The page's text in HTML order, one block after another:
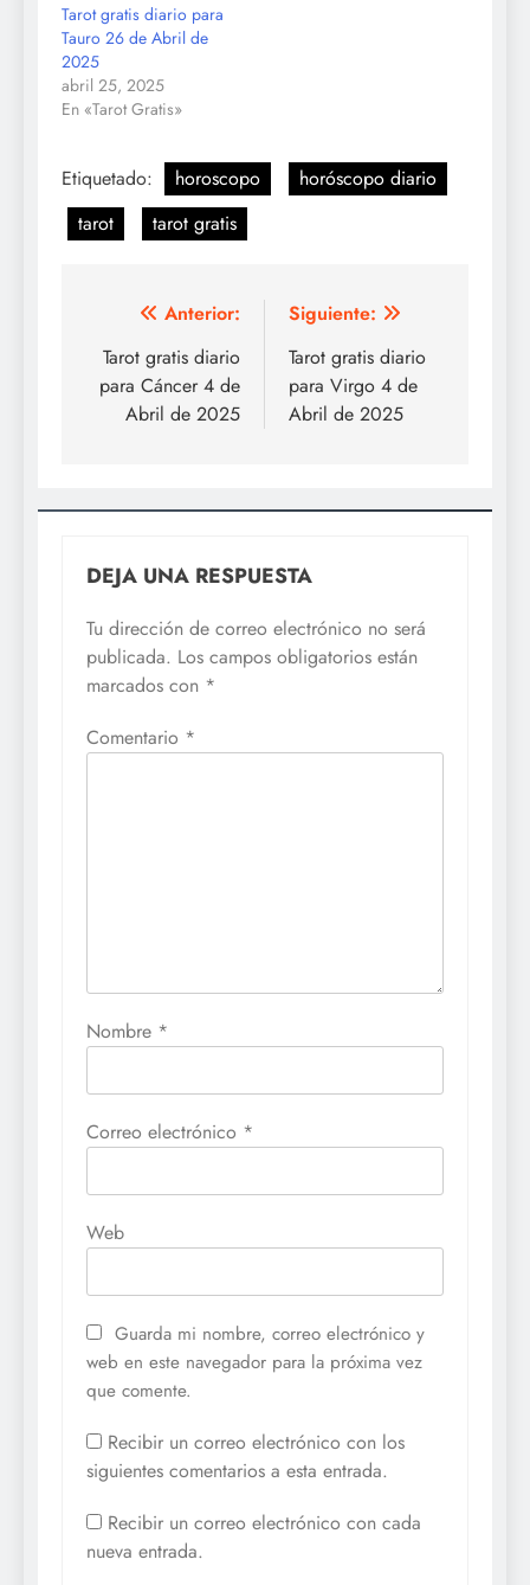
Tarot gratis diario para
Tauro 26 de Abril de
2025
abril 25, 2025
En «Tarot Gratis»
Etiquetado: horoscopo
horóscopo diario
tarot
tarot gratis
Navegación
de
entradas
Anterior:
Tarot gratis diario
para Cáncer 4 de
Abril de 2025
Siguiente:
Tarot gratis diario
para Virgo 4 de
Abril de 2025
DEJA UNA RESPUESTA
Tu dirección de correo electrónico no será
publicada. Los campos obligatorios están
marcados con *
Comentario *
Nombre *
Correo electrónico *
Web
Guarda mi nombre, correo electrónico y
web en este navegador para la próxima vez
que comente.
Recibir un correo electrónico con los
siguientes comentarios a esta entrada.
Recibir un correo electrónico con cada
nueva entrada.